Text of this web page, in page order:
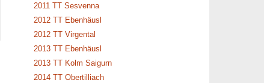
2011 TT Sesvenna
2012 TT Ebenhäusl
2012 TT Virgental
2013 TT Ebenhäusl
2013 TT Kolm Saigurn
2014 TT Obertilliach